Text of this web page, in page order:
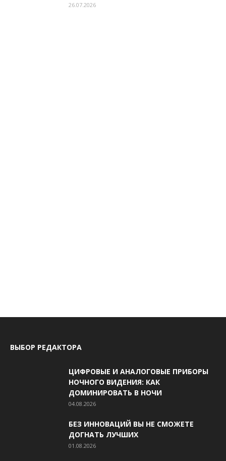
26.07.2026
ВЫБОР РЕДАКТОРА
ЦИФРОВЫЕ И АНАЛОГОВЫЕ ПРИБОРЫ
НОЧНОГО ВИДЕНИЯ: КАК
ДОМИНИРОВАТЬ В НОЧИ
04.08.2026
БЕЗ ИННОВАЦИЙ ВЫ НЕ СМОЖЕТЕ
ДОГНАТЬ ЛУЧШИХ
01.08.2026